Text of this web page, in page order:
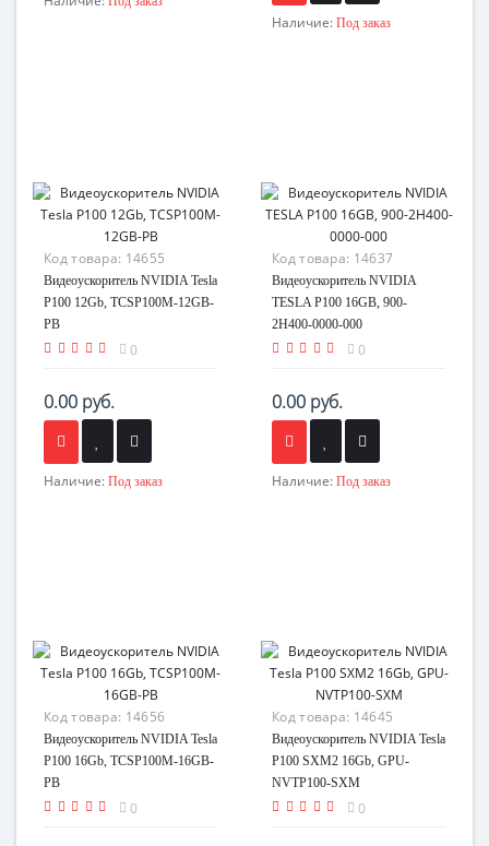
Наличие: Под заказ
Код товара: 14655
Видеоускоритель NVIDIA Tesla
P100 12Gb, TCSP100M-12GB-
PB
0
0.00 руб.
Наличие: Под заказ
Код товара: 14637
Видеоускоритель NVIDIA
TESLA P100 16GB, 900-
2H400-0000-000
0
0.00 руб.
Наличие: Под заказ
Код товара: 14656
Видеоускоритель NVIDIA Tesla
P100 16Gb, TCSP100M-16GB-
PB
0
Код товара: 14645
Видеоускоритель NVIDIA Tesla
P100 SXM2 16Gb, GPU-
NVTP100-SXM
0